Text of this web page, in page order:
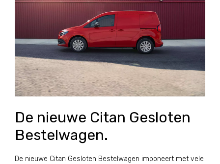
De nieuwe Citan Gesloten
Bestelwagen.
De nieuwe Citan Gesloten Bestelwagen imponeert met vele